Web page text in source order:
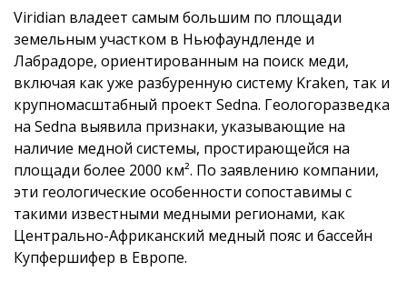
Viridian владеет самым большим по площади
земельным участком в Ньюфаундленде и
Лабрадоре, ориентированным на поиск меди,
включая как уже разбуренную систему Kraken, так и
крупномасштабный проект Sedna. Геологоразведка
на Sedna выявила признаки, указывающие на
наличие медной системы, простирающейся на
площади более 2000 км². По заявлению компании,
эти геологические особенности сопоставимы с
такими известными медными регионами, как
Центрально-Африканский медный пояс и бассейн
Купфершифер в Европе.